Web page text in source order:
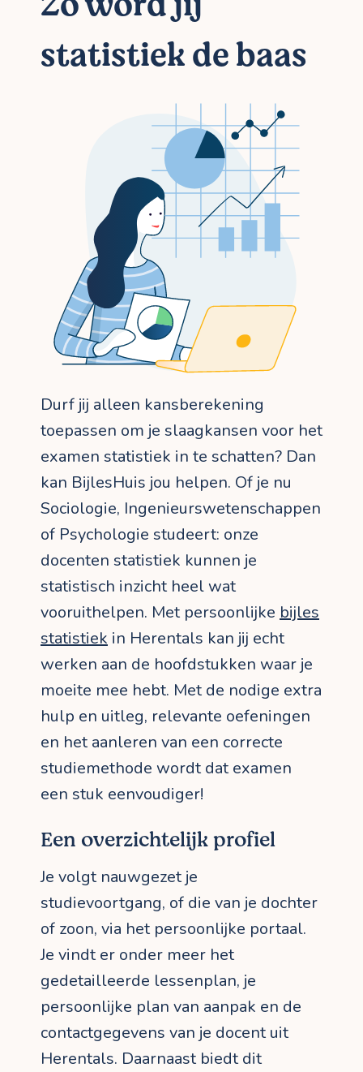
statistiek de baas
Durf jij alleen kansberekening
toepassen om je slaagkansen voor het
examen statistiek in te schatten? Dan
kan BijlesHuis jou helpen. Of je nu
Sociologie, Ingenieurswetenschappen
of Psychologie studeert: onze
docenten statistiek kunnen je
statistisch inzicht heel wat
vooruithelpen. Met persoonlijke bijles
statistiek in Herentals kan jij echt
werken aan de hoofdstukken waar je
moeite mee hebt. Met de nodige extra
hulp en uitleg, relevante oefeningen
en het aanleren van een correcte
studiemethode wordt dat examen
een stuk eenvoudiger!
Een overzichtelijk profiel
Je volgt nauwgezet je
studievoortgang, of die van je dochter
of zoon, via het persoonlijke portaal.
Je vindt er onder meer het
gedetailleerde lessenplan, je
persoonlijke plan van aanpak en de
contactgegevens van je docent uit
Herentals. Daarnaast biedt dit